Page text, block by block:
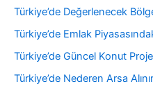
Türkiye’de Değerlenecek
Türkiye’de Emlak
Türkiye’de Güncel Konut
Türkiye’de Nederen Arsa